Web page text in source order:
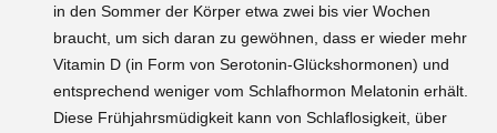
in den Sommer der Körper etwa zwei bis vier Wochen
braucht, um sich daran zu gewöhnen, dass er wieder mehr
Vitamin D (in Form von Serotonin-Glückshormonen) und
entsprechend weniger vom Schlafhormon Melatonin erhält.
Diese Frühjahrsmüdigkeit kann von Schlaflosigkeit, über